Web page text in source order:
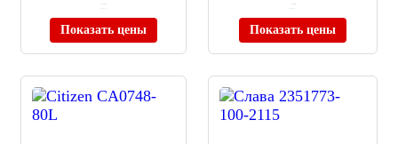
Показать цены Показать цены